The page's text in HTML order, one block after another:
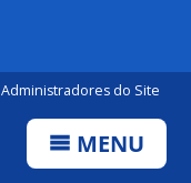
Administradores do Site
MENU